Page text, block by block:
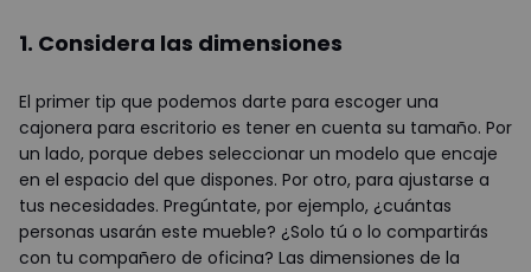
1. Considera las dimensiones
El primer tip que podemos darte para escoger una
cajonera para escritorio es tener en cuenta su tamaño. Por
un lado, porque debes seleccionar un modelo que encaje
en el espacio del que dispones. Por otro, para ajustarse a
tus necesidades. Pregúntate, por ejemplo, ¿cuántas
personas usarán este mueble? ¿Solo tú o lo compartirás
con tu compañero de oficina? Las dimensiones de la